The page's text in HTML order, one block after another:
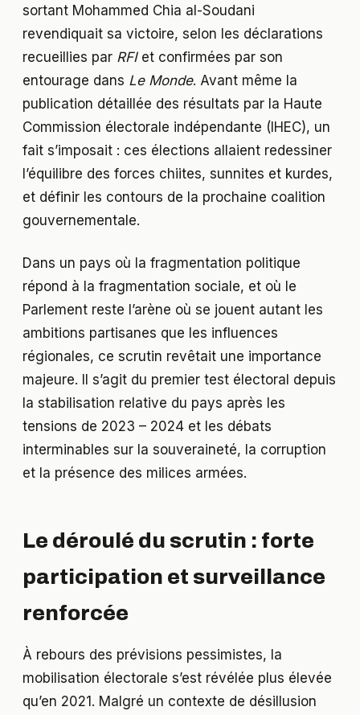
sortant Mohammed Chia al-Soudani
revendiquait sa victoire, selon les déclarations
recueillies par RFIet confirmées par son
entourage dans Le Monde. Avant même la
publication détaillée des résultats par la Haute
Commission électorale indépendante (IHEC), un
fait s’imposait : ces élections allaient redessiner
l’équilibre des forces chiites, sunnites et kurdes,
et définir les contours de la prochaine coalition
gouvernementale.
Dans un pays où la fragmentation politique
répond à la fragmentation sociale, et où le
Parlement reste l’arène où se jouent autant les
ambitions partisanes que les influences
régionales, ce scrutin revêtait une importance
majeure. Il s’agit du premier test électoral depuis
la stabilisation relative du pays après les
tensions de 2023 – 2024 et les débats
interminables sur la souveraineté, la corruption
et la présence des milices armées.
Le déroulé du scrutin : forte
participation et surveillance
renforcée
À rebours des prévisions pessimistes, la
mobilisation électorale s’est révélée plus élevée
qu’en 2021. Malgré un contexte de désillusion